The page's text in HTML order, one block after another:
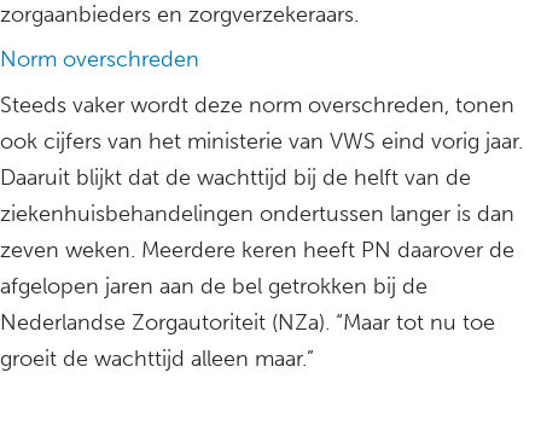
zorgaanbieders en zorgverzekeraars.
Norm overschreden
Steeds vaker wordt deze norm overschreden, tonen
ook cijfers van het ministerie van VWS eind vorig jaar.
Daaruit blijkt dat de wachttijd bij de helft van de
ziekenhuisbehandelingen ondertussen langer is dan
zeven weken. Meerdere keren heeft PN daarover de
afgelopen jaren aan de bel getrokken bij de
Nederlandse Zorgautoriteit (NZa). “Maar tot nu toe
groeit de wachttijd alleen maar.”